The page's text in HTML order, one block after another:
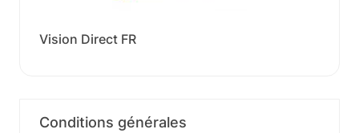
Vision Direct FR
Conditions générales